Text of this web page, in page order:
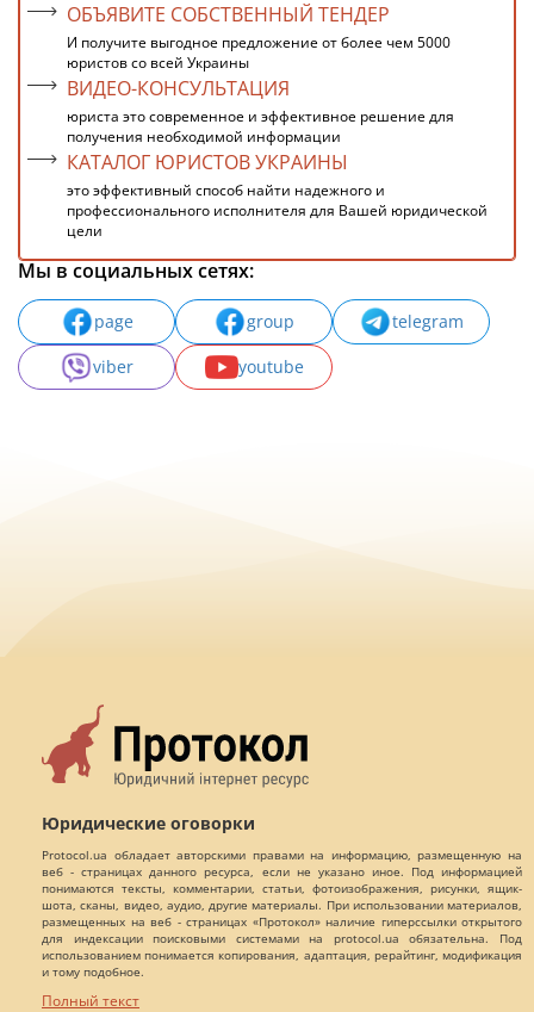
ОБЪЯВИТЕ СОБСТВЕННЫЙ ТЕНДЕР
И получите выгодное предложение от более чем 5000
юристов со всей Украины
ВИДЕО-КОНСУЛЬТАЦИЯ
юриста это современное и эффективное решение для
получения необходимой информации
КАТАЛОГ ЮРИСТОВ УКРАИНЫ
это эффективный способ найти надежного и
профессионального исполнителя для Вашей юридической
цели
Мы в социальных сетях:
page group
telegram
viber
youtube
Юридические оговорки
Protocol.ua обладает авторскими правами на информацию, размещенную на
веб - страницах данного ресурса, если не указано иное. Под информацией
понимаются тексты, комментарии, статьи, фотоизображения, рисунки, ящик-
шота, сканы, видео, аудио, другие материалы. При использовании материалов,
размещенных на веб - страницах «Протокол» наличие гиперссылки открытого
для индексации поисковыми системами на protocol.ua обязательна. Под
использованием понимается копирования, адаптация, рерайтинг, модификация
и тому подобное.
Полный текст